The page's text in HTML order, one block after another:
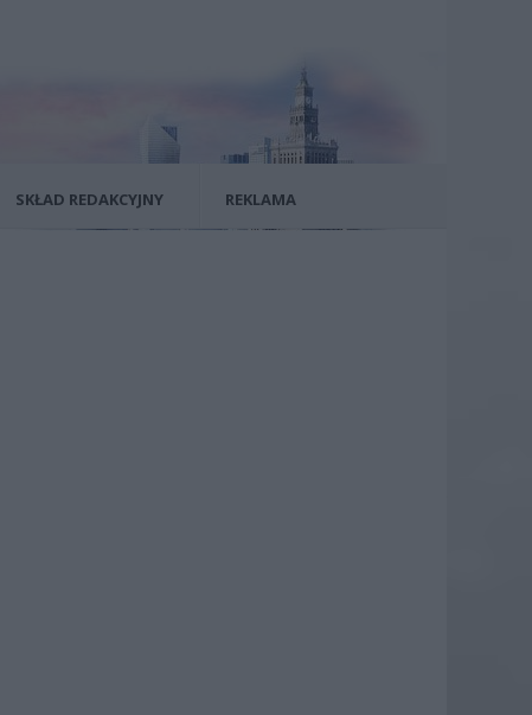
SKŁAD REDAKCYJNY REKLAMA